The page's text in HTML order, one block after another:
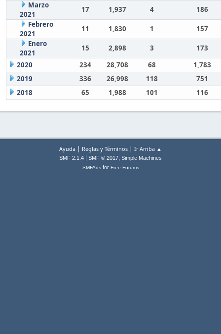
Marzo
2021
17 1,937 4
186
Febrero
2021
11 1,830 1
157
Enero
2021
15 2,898 3
173
2020
234 28,708 68
1,783
2019
336 26,998 118
751
2018
65 1,988 101 116
Ayuda | Reglas y Términos | Ir Arriba ▲
SMF 2.1.4 SMF © 2017, Simple Machines
SMFAdsfor Free Forums